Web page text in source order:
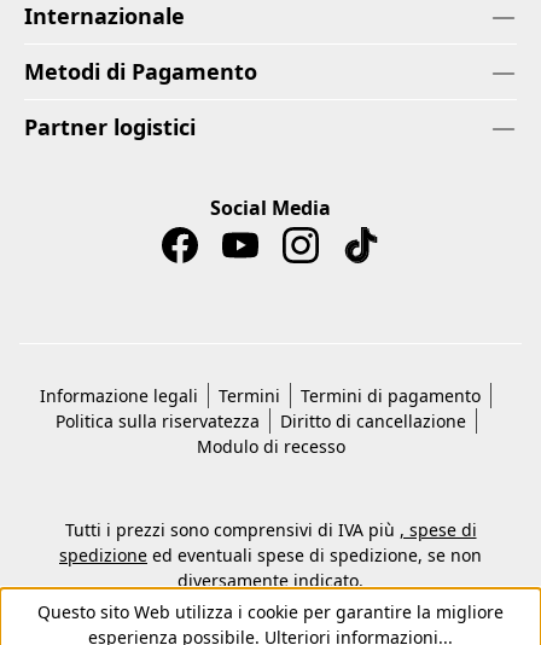
Internazionale
Metodi di Pagamento
Partner logistici
Social Media
Informazione legali Termini
Termini di pagamento
Politica sulla riservatezza
Diritto di cancellazione
Modulo di recesso
Tutti i prezzi sono comprensivi di IVA più , spese di
spedizione ed eventuali spese di spedizione, se non
diversamente indicato.
© 2026 Copyright © Kwon KG -Tutti i diritti riservati
Questo sito Web utilizza i cookie per garantire la migliore
esperienza possibile. Ulteriori informazioni...